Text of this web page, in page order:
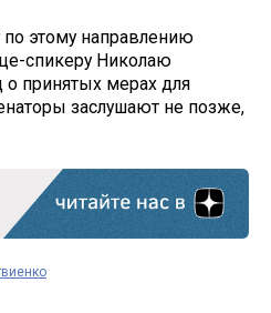
этому направлению
спикеру Николаю
принятых мерах для
заслушают не позже,